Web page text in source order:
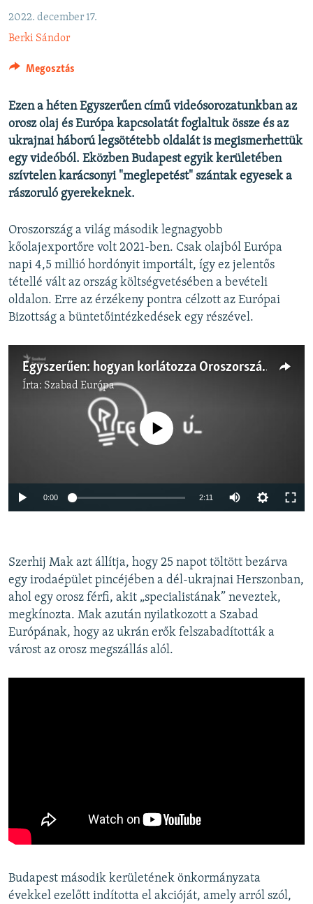
EURÓPAI UNIÓ
VILÁG
KLÍMAVÁLTOZÁS
KÖVESSEN MINKET!
Valamennyi RFE/RL weboldal
2022. december 17.
Berki Sándor
Megosztás
Ezen a héten Egyszerűen című videósorozatunkban az
orosz olaj és Európa kapcsolatát foglaltuk össze és az
ukrajnai háború legsötétebb oldalát is megismerhettük
egy videóból. Eközben Budapest egyik kerületében
szívtelen karácsonyi "meglepetést" szántak egyesek a
rászoruló gyerekeknek.
Oroszország a világ második legnagyobb
kőolajexportőre volt 2021-ben. Csak olajból Európa
napi 4,5 millió hordónyit importált, így ez jelentős
tétellé vált az ország költségvetésében a bevételi
oldalon. Erre az érzékeny pontra célzott az Európai
Bizottság a büntetőintézkedések egy részével.
Egyszerűen: hogyan korlátozza Oroszország olajexportját az Európai Unió?
Írta: Szabad Európa
Auto 240p 360p 480p
720p 1080p
Jelenleg nincs elérhető tartalom
0:00 2:11
480p
1080p
Szerhij Mak azt állítja, hogy 25 napot töltött bezárva
egy irodaépület pincéjében a dél-ukrajnai Herszonban,
ahol egy orosz férfi, akit „specialistának” neveztek,
megkínozta. Mak azután nyilatkozott a Szabad
Európának, hogy az ukrán erők felszabadították a
várost az orosz megszállás alól.
Budapest második kerületének önkormányzata
évekkel ezelőtt indította el akcióját, amely arról szól,